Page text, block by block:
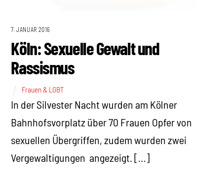
7. JANUAR 2016
Köln: Sexuelle Gewalt und
Rassismus
Frauen & LGBT
In der Silvester Nacht wurden am Kölner
Bahnhofsvorplatz über 70 Frauen Opfer von
sexuellen Übergriffen, zudem wurden zwei
Vergewaltigungen angezeigt. […]